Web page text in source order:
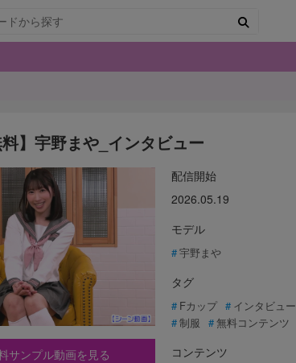
料】宇野まや_インタビュー
サンプル動画を見る
配信開始
2026.05.19
モデル
宇野まや
タグ
Fカップ インタビュー
制服
無料コンテンツ
コンテンツ